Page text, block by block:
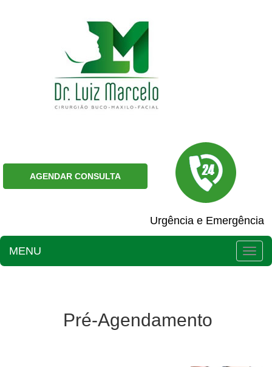
AGENDAR CONSULTA
Urgência e Emergência
MENU
Pré-Agendamento